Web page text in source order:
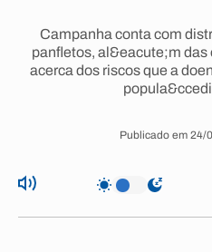
Campanha conta com
panfletos, al&eacute;m
acerca dos riscos que a
Publicado em 24/